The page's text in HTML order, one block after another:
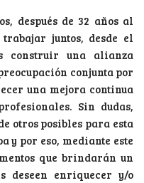
después de 32 años al
juntos, desde el
construir una alianza
conjunta por
una mejora continua
Sin dudas,
otros posibles para esta
y por eso, mediante este
que brindarán un
deseen enriquecer y/o